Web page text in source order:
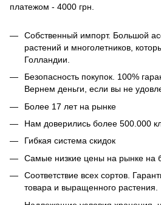
платежом - 4000 грн.
Собственный импорт. Большой
растений и многолетников,
Голландии.
Безопасность покупок. 100%
Вернем деньги, если вы не
Более 17 лет на рынке
Нам доверились более 500.000
Гибкая система скидок
Самые низкие цены на рынке на
Соответствие всех сортов.
товара и выращенного растения.